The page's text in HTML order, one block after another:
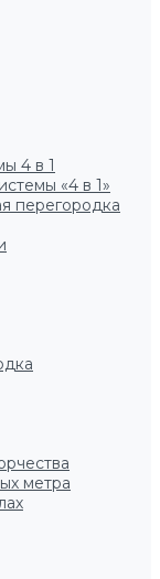
4 в 1
«4 в 1»
перегородка
метра